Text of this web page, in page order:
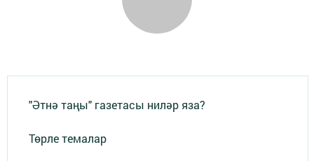
"Әтнә таңы" газетасы ниләр яза?
Төрле темалар